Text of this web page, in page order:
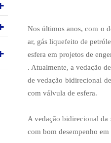
Nos últimos anos, com o
ar, gás liquefeito de
esfera em projetos de
. Atualmente, a vedação
de vedação bidirecional
com válvula de esfera.
A vedação bidirecional da
com bom desempenho